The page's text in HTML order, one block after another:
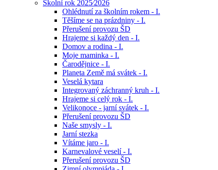
Školní rok 2025⁄2026
Ohlédnutí za školním rokem - I.
Těšíme se na prázdniny - I.
Přerušení provozu ŠD
Hrajeme si každý den - I.
Domov a rodina - I.
Moje maminka - I.
Čarodějnice - I.
Planeta Země má svátek - I.
Veselá kytara
Integrovaný záchranný kruh - I.
Hrajeme si celý rok - I.
Velikonoce - jarní svátek - I.
Přerušení provozu ŠD
Naše smysly - I.
Jarní stezka
Vítáme jaro - I.
Karnevalové veselí - I.
Přerušení provozu ŠD